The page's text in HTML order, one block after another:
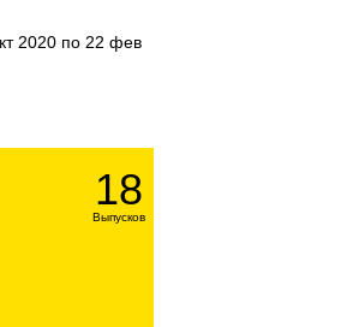
2020 по 22 фев
18
Выпусков